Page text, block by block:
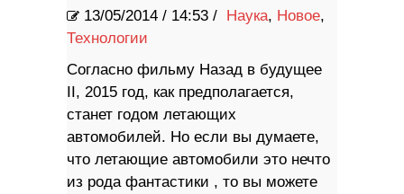
13/05/2014 / 14:53 / Наука, Новое,
Технологии
Согласно фильму Назад в будущее
II, 2015 год, как предполагается,
станет годом летающих
автомобилей. Но если вы думаете,
что летающие автомобили это нечто
из рода фантастики , то вы можете